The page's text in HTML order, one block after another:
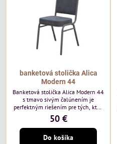
banketová stolička Alica
Modern 44
Banketová stolička Alica Modern 44
s tmavo sivým čalúnením je
perfektným riešením pre tých, ktorí
si cenia vysokú kvalitu a jedinečný
dizajn. Stolička je výnimočná
použitím vysoko kvalitného tmavo
sivého zamatového čalúnenia od
50 €
Do košíka